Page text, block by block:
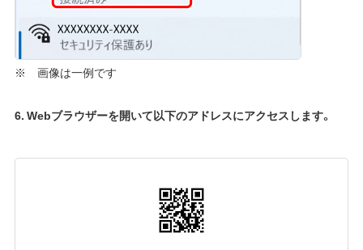
※ 画像は一例です
6. Webブラウザーを開いて以下のアドレスにアクセスします。